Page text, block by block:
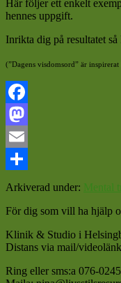
Här följer ett enkelt
hennes uppgift.
Inrikta dig på resultatet
(”Dagens visdomsord” är
Facebook
Mastodon
Email
Dela
Arkiverad under: Mental
För dig som vill ha hjälp
Klinik & Studio i
Distans via mail/videolänk
Ring eller sms:a 076-